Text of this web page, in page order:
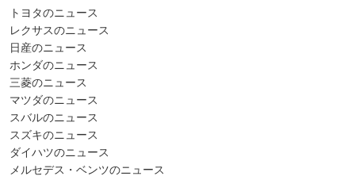
トヨタのニュース
レクサスのニュース
日産のニュース
ホンダのニュース
三菱のニュース
マツダのニュース
スバルのニュース
スズキのニュース
ダイハツのニュース
メルセデス・ベンツのニュース